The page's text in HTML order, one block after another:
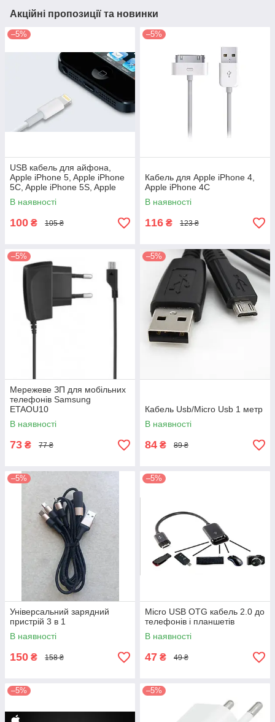
Акційні пропозиції та новинки
–5%
USB кабель для айфона,
Apple iPhone 5, Apple iPhone
5C, Apple iPhone 5S, Apple
iPad 4, Apple iPad mini
В наявності
100 ₴ 105 ₴
–5%
Кабель для Apple iPhone 4,
Apple iPhоne 4C
В наявності
116 ₴ 123 ₴
–5%
Мережеве ЗП для мобільних
телефонів Samsung
ETAOU10
В наявності
73 ₴ 77 ₴
–5%
Кабель Usb/Micro Usb 1 метр
В наявності
84 ₴ 89 ₴
–5%
Універсальний зарядний
пристрій 3 в 1
В наявності
150 ₴ 158 ₴
–5%
Micro USB OTG кабель 2.0 до
телефонів і планшетів
В наявності
47 ₴ 49 ₴
–5% –5%